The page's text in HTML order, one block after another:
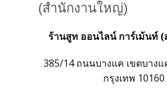
(สำนักงานใหญ่)
ร้านสูท ออนไลน์ การ์เม้นท์
385/14 ถนนบางแค เขตบาง
กรุงเทพ 10160